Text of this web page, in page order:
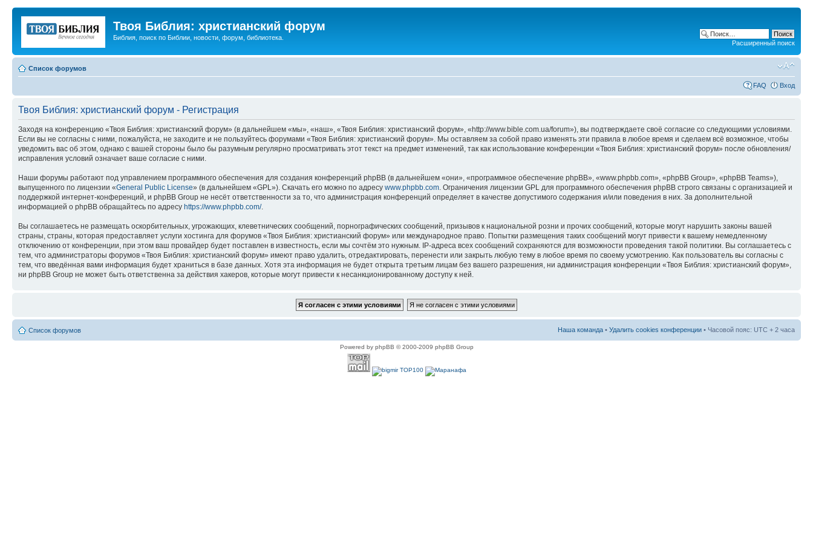
Твоя Библия: христианский форум
Библия, поиск по Библии, новости, форум, библиотека.
Расширенный поиск
Список форумов
FAQ Вход
Твоя Библия: христианский форум - Регистрация
Заходя на конференцию «Твоя Библия: христианский форум» (в дальнейшем «мы», «наш», «Твоя Библия: христианский форум», «http://www.bible.com.ua/forum»), вы подтверждаете своё согласие со следующими условиями.
Если вы не согласны с ними, пожалуйста, не заходите и не пользуйтесь форумами «Твоя Библия: христианский форум». Мы оставляем за собой право изменять эти правила в любое время и сделаем всё возможное, чтобы
уведомить вас об этом, однако с вашей стороны было бы разумным регулярно просматривать этот текст на предмет изменений, так как использование конференции «Твоя Библия: христианский форум» после обновления/
исправления условий означает ваше согласие с ними.
Наши форумы работают под управлением программного обеспечения для создания конференций phpBB (в дальнейшем «они», «программное обеспечение phpBB», «www.phpbb.com», «phpBB Group», «phpBB Teams»),
выпущенного по лицензии «General Public License» (в дальнейшем «GPL»). Скачать его можно по адресу www.phpbb.com . Ограничения лицензии GPL для программного обеспечения phpBB строго связаны с организацией и
поддержкой интернет-конференций, и phpBB Group не несёт ответственности за то, что администрация конференций определяет в качестве допустимого содержания и/или поведения в них. За дополнительной
информацией о phpBB обращайтесь по адресу https://www.phpbb.com/.
Вы соглашаетесь не размещать оскорбительных, угрожающих, клеветнических сообщений, порнографических сообщений, призывов к национальной розни и прочих сообщений, которые могут нарушить законы вашей
страны, страны, которая предоставляет услуги хостинга для форумов «Твоя Библия: христианский форум» или международное право. Попытки размещения таких сообщений могут привести к вашему немедленному
отключению от конференции, при этом ваш провайдер будет поставлен в известность, если мы сочтём это нужным. IP-адреса всех сообщений сохраняются для возможности проведения такой политики. Вы соглашаетесь с
тем, что администраторы форумов «Твоя Библия: христианский форум» имеют право удалить, отредактировать, перенести или закрыть любую тему в любое время по своему усмотрению. Как пользователь вы согласны с
тем, что введённая вами информация будет храниться в базе данных. Хотя эта информация не будет открыта третьим лицам без вашего разрешения, ни администрация конференции «Твоя Библия: христианский форум»,
ни phpBB Group не может быть ответственна за действия хакеров, которые могут привести к несанкционированному доступу к ней.
Список форумов Наша команда • Удалить cookies конференции • Часовой пояс: UTC + 2 часа
Powered by phpBB © 2000-2009 phpBB Group